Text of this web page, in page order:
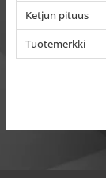
Ketjun pituus
Tuotemerkki